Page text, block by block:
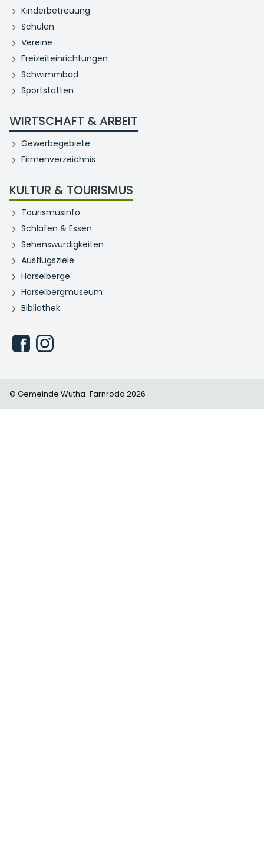
Kinderbetreuung
Schulen
Vereine
Freizeiteinrichtungen
Schwimmbad
Sportstätten
WIRTSCHAFT & ARBEIT
Gewerbegebiete
Firmenverzeichnis
KULTUR & TOURISMUS
Tourismusinfo
Schlafen & Essen
Sehenswürdigkeiten
Ausflugsziele
Hörselberge
Hörselbergmuseum
Bibliothek
© Gemeinde Wutha-Farnroda 2026